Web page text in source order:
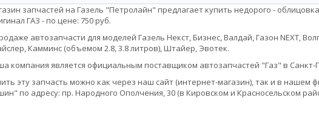
запчастей на Газель "Петролайн" предлагает купить недорого -
ГАЗ - по цене: 750 руб.
автозапчасти для моделей Газель Некст, Бизнес, Валдай, Газон NEXT,
Камминс (объемом 2.8, 3.8 литров), Штайер, Эвотек.
компания является официальным поставщиком автозапчастей "Газ" в Санкт-
эту запчасть можно как через наш сайт (интернет-магазин), так и в
по адресу: пр. Народного Ополчения, 30 (в Кировском и Красносельском